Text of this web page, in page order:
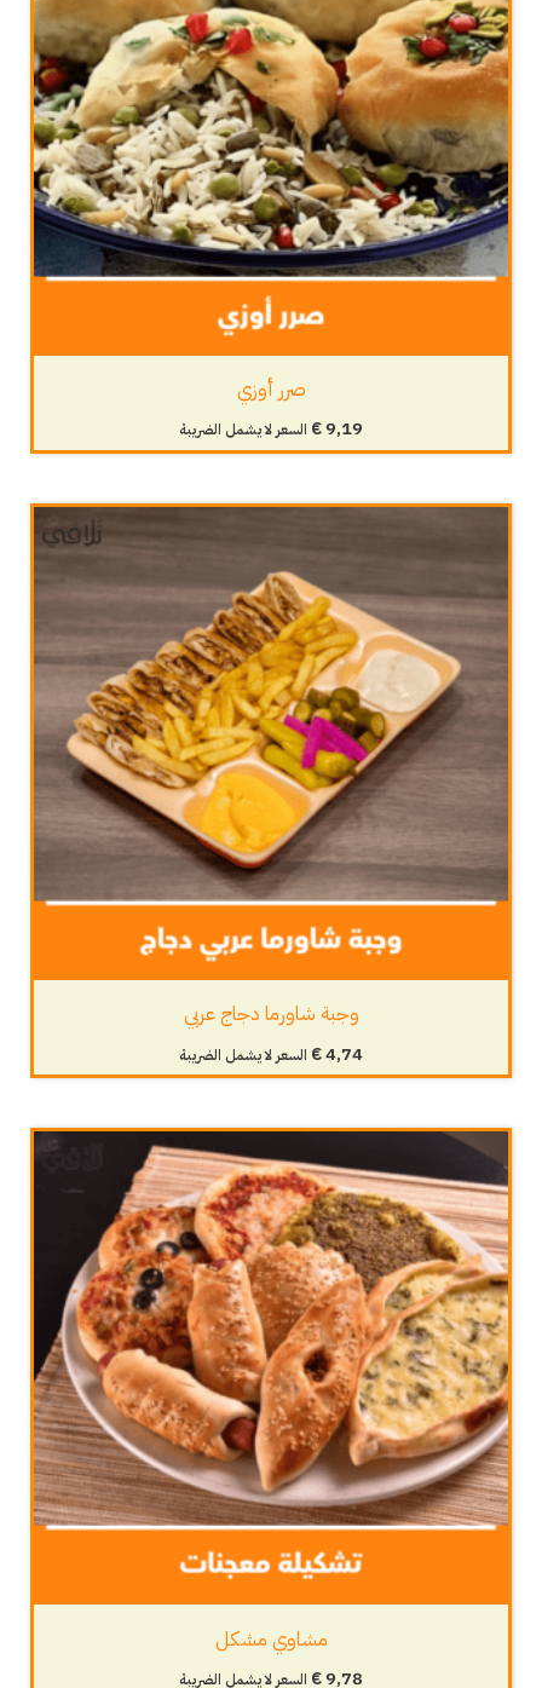
صرر أوزي
€9,19 السعر لا يشمل الضريبة
وجبة شاورما دجاج عربي
€4,74 السعر لا يشمل الضريبة
مشاوي مشكل
€9,78 السعر لا يشمل الضريبة